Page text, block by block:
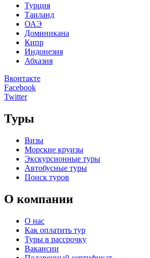
Турция
Таиланд
ОАЭ
Доминикана
Кипр
Индонезия
Абхазия
Вконтакте
Facebook
Twitter
Туры
Визы
Морские круизы
Экскурсионные туры
Автобусные туры
Поиск туров
О компании
О нас
Как оплатить тур
Туры в рассрочку
Вакансии